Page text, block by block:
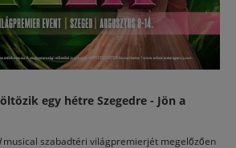
egy hétre Szegedre - Jön a
musical szabadtéri világpremierjét megelőzően